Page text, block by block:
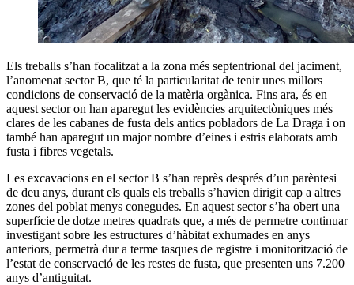
Els treballs s’han focalitzat a la zona més septentrional del jaciment,
l’anomenat sector B, que té la particularitat de tenir unes millors
condicions de conservació de la matèria orgànica. Fins ara, és en
aquest sector on han aparegut les evidències arquitectòniques més
clares de les cabanes de fusta dels antics pobladors de La Draga i on
també han aparegut un major nombre d’eines i estris elaborats amb
fusta i fibres vegetals.
Les excavacions en el sector B s’han reprès després d’un parèntesi
de deu anys, durant els quals els treballs s’havien dirigit cap a altres
zones del poblat menys conegudes. En aquest sector s’ha obert una
superfície de dotze metres quadrats que, a més de permetre continuar
investigant sobre les estructures d’hàbitat exhumades en anys
anteriors, permetrà dur a terme tasques de registre i monitorització de
l’estat de conservació de les restes de fusta, que presenten uns 7.200
anys d’antiguitat.